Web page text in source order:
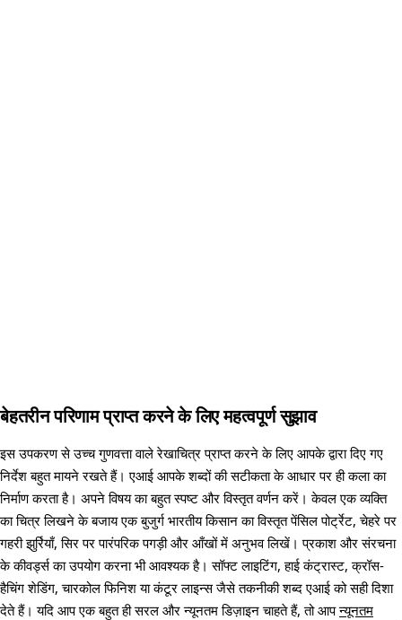
बेहतरीन परिणाम प्राप्त करने के लिए महत्वपूर्ण सुझाव
इस उपकरण से उच्च गुणवत्ता वाले रेखाचित्र प्राप्त करने के लिए आपके द्वारा दिए गए
निर्देश बहुत मायने रखते हैं। एआई आपके शब्दों की सटीकता के आधार पर ही कला का
निर्माण करता है। अपने विषय का बहुत स्पष्ट और विस्तृत वर्णन करें। केवल एक व्यक्ति
का चित्र लिखने के बजाय एक बुजुर्ग भारतीय किसान का विस्तृत पेंसिल पोर्ट्रेट, चेहरे पर
गहरी झुर्रियाँ, सिर पर पारंपरिक पगड़ी और आँखों में अनुभव लिखें। प्रकाश और संरचना
के कीवर्ड्स का उपयोग करना भी आवश्यक है। सॉफ्ट लाइटिंग, हाई कंट्रास्ट, क्रॉस-
हैचिंग शेडिंग, चारकोल फिनिश या कंटूर लाइन्स जैसे तकनीकी शब्द एआई को सही दिशा
देते हैं। यदि आप एक बहुत ही सरल और न्यूनतम डिज़ाइन चाहते हैं, तो आपन्यूनतम